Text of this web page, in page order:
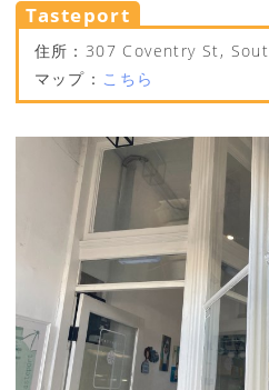
Tasteport
住所：307 Coventry St,
マップ： こちら